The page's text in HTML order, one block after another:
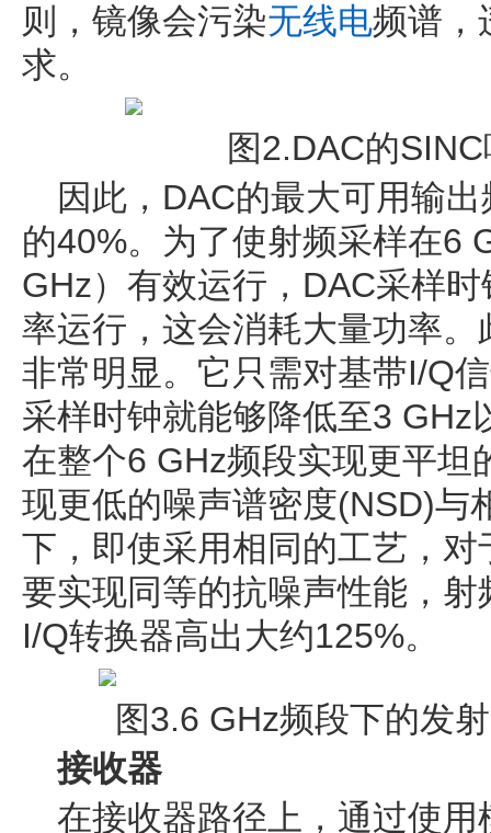
则，镜像会污染无线电频谱，
求。
图2.DAC的
因此，DAC的最大可用输
的40%。为了使射频采样在6
GHz）有效运行，DAC采样
率运行，这会消耗大量功率
非常明显。它只需对基带I/Q
采样时钟就能够降低至3 GHz
在整个6 GHz频段实现更平坦
现更低的噪声谱密度(NSD)与
下，即使采用相同的工艺，
要实现同等的抗噪声性能，
I/Q转换器高出大约125%。
图3.6 GHz频段下的发
接收器
在接收器路径上，通过使